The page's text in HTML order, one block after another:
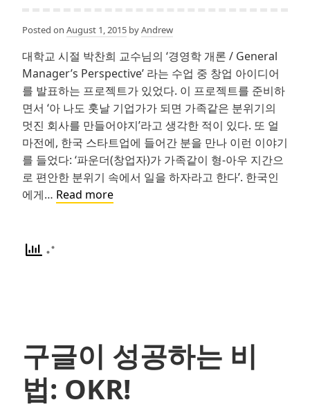
#2:
Retention
Posted on August 1, 2015 byAndrew
대학교 시절 박찬희 교수님의 ‘경영학 개론 / General
Manager’s Perspective’ 라는 수업 중 창업 아이디어
를 발표하는 프로젝트가 있었다. 이 프로젝트를 준비하
면서 ‘아 나도 훗날 기업가가 되면 가족같은 분위기의
멋진 회사를 만들어야지’라고 생각한 적이 있다. 또 얼
마전에, 한국 스타트업에 들어간 분을 만나 이런 이야기
를 들었다: ‘파운더(창업자)가 가족같이 형-아우 지간으
로 편안한 분위기 속에서 일을 하자라고 한다’. 한국인
에게… Read more가
구글이 성공하는 비
법: OKR!